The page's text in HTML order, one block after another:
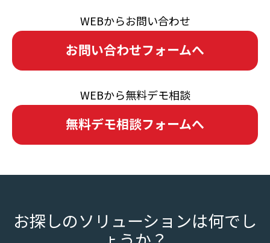
WEBからお問い合わせ
お問い合わせフォームへ
WEBから無料デモ相談
無料デモ相談フォームへ
お探しのソリューションは何でし